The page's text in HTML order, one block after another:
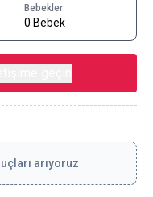
Bebekler
0 Bebek
arıyoruz